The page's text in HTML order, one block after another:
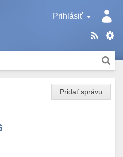
Prihlásiť
Pridať správu